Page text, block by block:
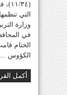
(١١/
التي
وزارة
في
الختام
الكؤوس ...
أكمل